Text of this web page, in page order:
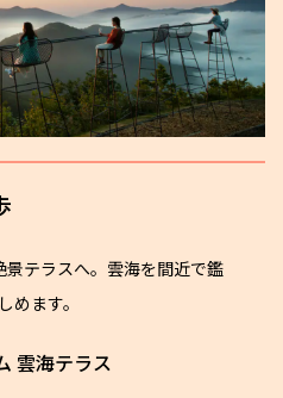
テラスへ。雲海を間近で鑑
めます。
雲海テラス